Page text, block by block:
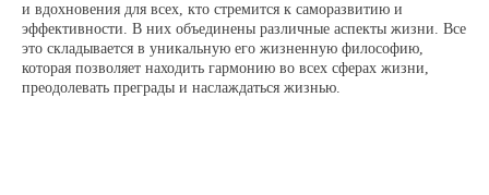
и вдохновения для всех, кто стремится к саморазвитию и
эффективности. В них объединены различные аспекты жизни. Все
это складывается в уникальную его жизненную философию,
которая позволяет находить гармонию во всех сферах жизни,
преодолевать преграды и наслаждаться жизнью.